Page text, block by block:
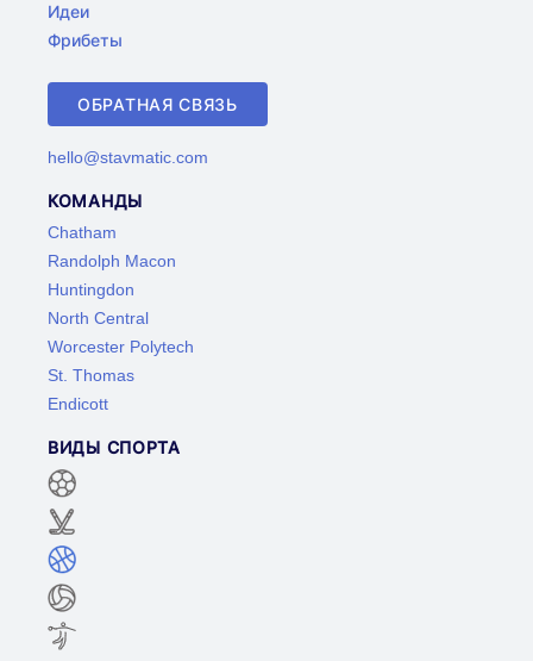
Идеи
Фрибеты
ОБРАТНАЯ СВЯЗЬ
hello@stavmatic.com
КОМАНДЫ
Chatham
Randolph Macon
Huntingdon
North Central
Worcester Polytech
St. Thomas
Endicott
ВИДЫ СПОРТА